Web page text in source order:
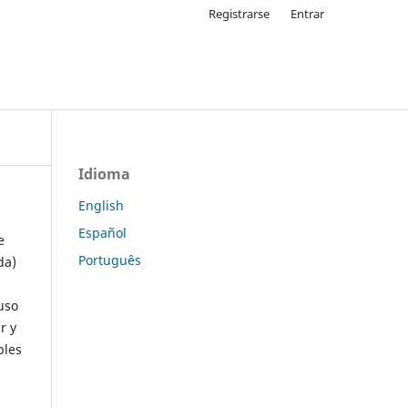
Registrarse Entrar
y
Idioma
English
Español
Português